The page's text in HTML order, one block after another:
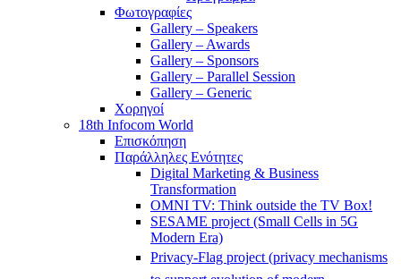
Φωτογραφίες
Gallery – Speakers
Gallery – Awards
Gallery – Sponsors
Gallery – Parallel Session
Gallery – Generic
Χορηγοί
18th Infocom World
Επισκόπηση
Παράλληλες Ενότητες
Digital Marketing & Business
Transformation
OMNI TV: Think outside the TV Box!
SESAME project (Small Cells in 5G
Modern Era)
Privacy-Flag project (privacy mechanisms